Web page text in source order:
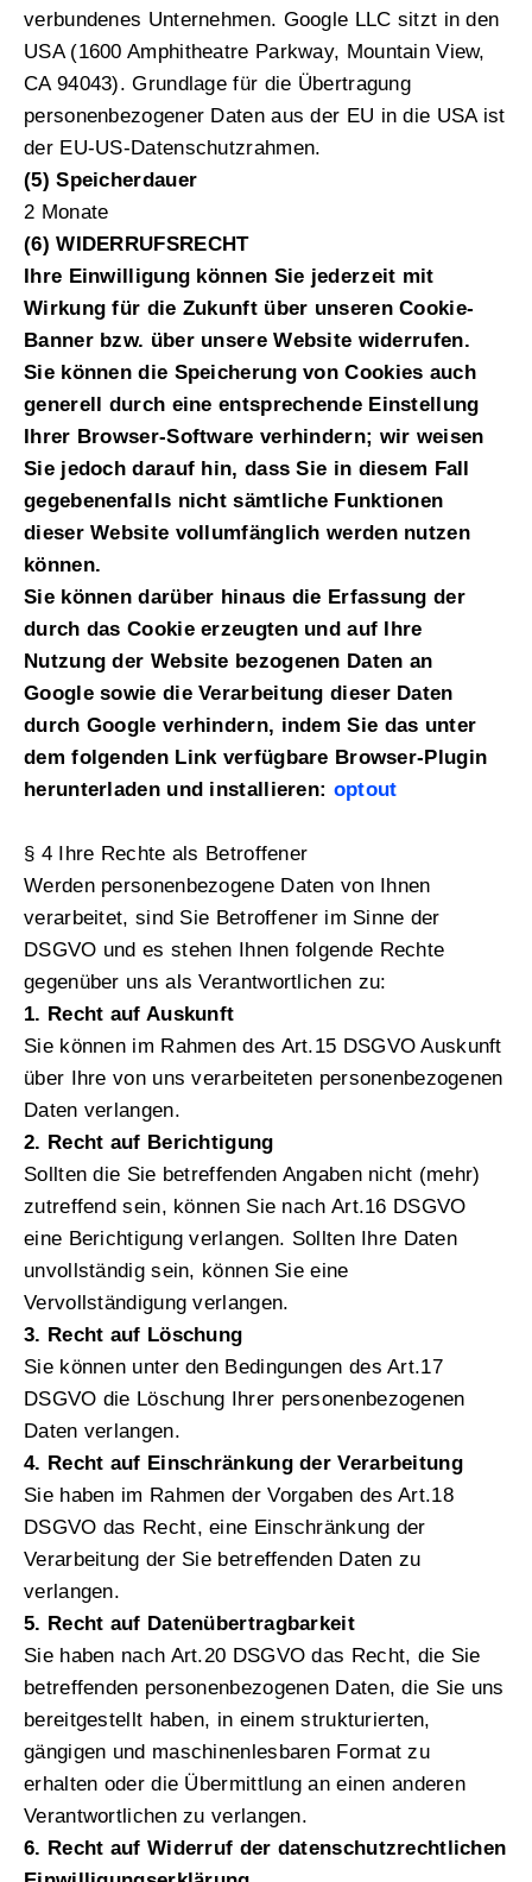
verbundenes Unternehmen. Google LLC sitzt in den
USA (1600 Amphitheatre Parkway, Mountain View,
CA 94043). Grundlage für die Übertragung
personenbezogener Daten aus der EU in die USA ist
der EU-US-Datenschutzrahmen.
(5) Speicherdauer
2 Monate
(6) WIDERRUFSRECHT
Ihre Einwilligung können Sie jederzeit mit
Wirkung für die Zukunft über unseren Cookie-
Banner bzw. über unsere Website widerrufen.
Sie können die Speicherung von Cookies auch
generell durch eine entsprechende Einstellung
Ihrer Browser-Software verhindern; wir weisen
Sie jedoch darauf hin, dass Sie in diesem Fall
gegebenenfalls nicht sämtliche Funktionen
dieser Website vollumfänglich werden nutzen
können.
Sie können darüber hinaus die Erfassung der
durch das Cookie erzeugten und auf Ihre
Nutzung der Website bezogenen Daten an
Google sowie die Verarbeitung dieser Daten
durch Google verhindern, indem Sie das unter
dem folgenden Link verfügbare Browser-Plugin
herunterladen und installieren: optout
§ 4 Ihre Rechte als Betroffener
Werden personenbezogene Daten von Ihnen
verarbeitet, sind Sie Betroffener im Sinne der
DSGVO und es stehen Ihnen folgende Rechte
gegenüber uns als Verantwortlichen zu:
1. Recht auf Auskunft
Sie können im Rahmen des Art.15 DSGVO Auskunft
über Ihre von uns verarbeiteten personenbezogenen
Daten verlangen.
2. Recht auf Berichtigung
Sollten die Sie betreffenden Angaben nicht (mehr)
zutreffend sein, können Sie nach Art.16 DSGVO
eine Berichtigung verlangen. Sollten Ihre Daten
unvollständig sein, können Sie eine
Vervollständigung verlangen.
3. Recht auf Löschung
Sie können unter den Bedingungen des Art.17
DSGVO die Löschung Ihrer personenbezogenen
Daten verlangen.
4. Recht auf Einschränkung der Verarbeitung
Sie haben im Rahmen der Vorgaben des Art.18
DSGVO das Recht, eine Einschränkung der
Verarbeitung der Sie betreffenden Daten zu
verlangen.
5. Recht auf Datenübertragbarkeit
Sie haben nach Art.20 DSGVO das Recht, die Sie
betreffenden personenbezogenen Daten, die Sie uns
bereitgestellt haben, in einem strukturierten,
gängigen und maschinenlesbaren Format zu
erhalten oder die Übermittlung an einen anderen
Verantwortlichen zu verlangen.
6. Recht auf Widerruf der datenschutzrechtlichen